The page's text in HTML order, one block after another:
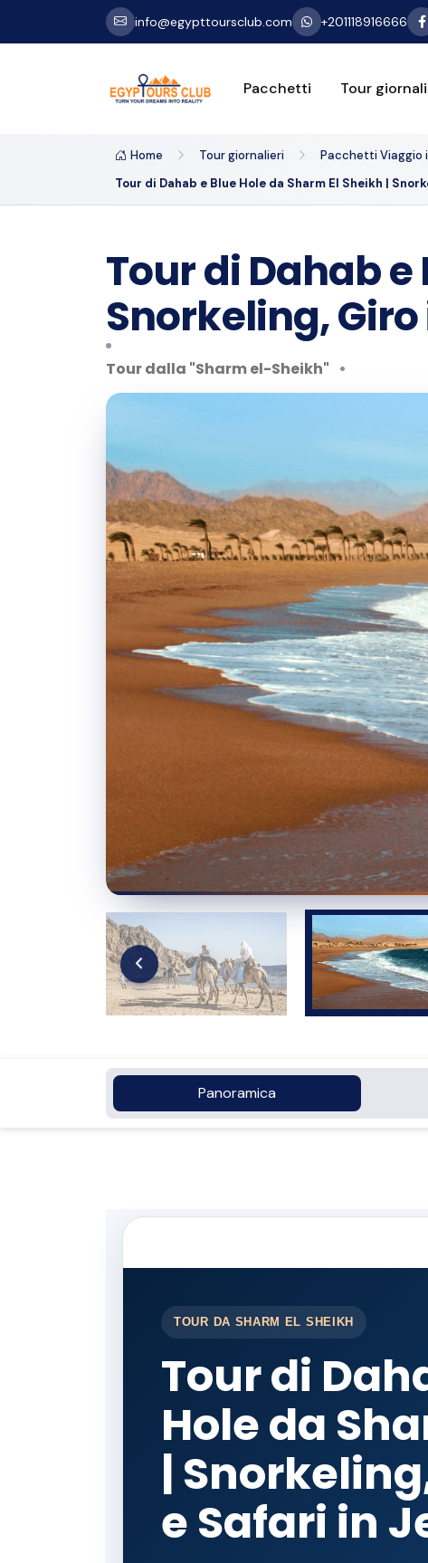
info@egypttoursclub.com +201118916666
Pacchetti Tour
Home Tour giornalieri Pacchetti Viaggio
Tour di Dahab e Blue Hole da Sharm El Sheikh |
Tour di Dahab e
Snorkeling,
Tour dalla "Sharm el-Sheikh"
Panoramica
TOUR DA SHARM EL SHEIKH
Tour di
Hole da
|
e Safari in